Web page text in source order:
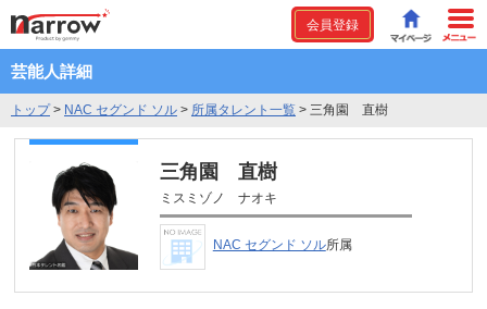
会員登録
芸能人詳細
トップ> NAC セグンド ソル > 所属タレント一覧 > 三角園 直樹
三角園 直樹
ミスミゾノ ナオキ
NAC セグンド ソル所属